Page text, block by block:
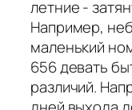
летние -
Например,
маленький
656 девать
различий.